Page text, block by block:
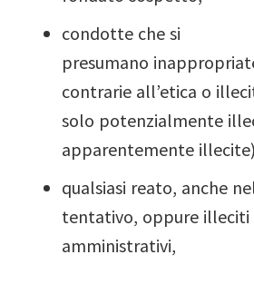
condotte che si
presumano
contrarie all’etica o
solo potenzialmente
apparentemente
qualsiasi reato, anche
tentativo, oppure illeciti
amministrativi,